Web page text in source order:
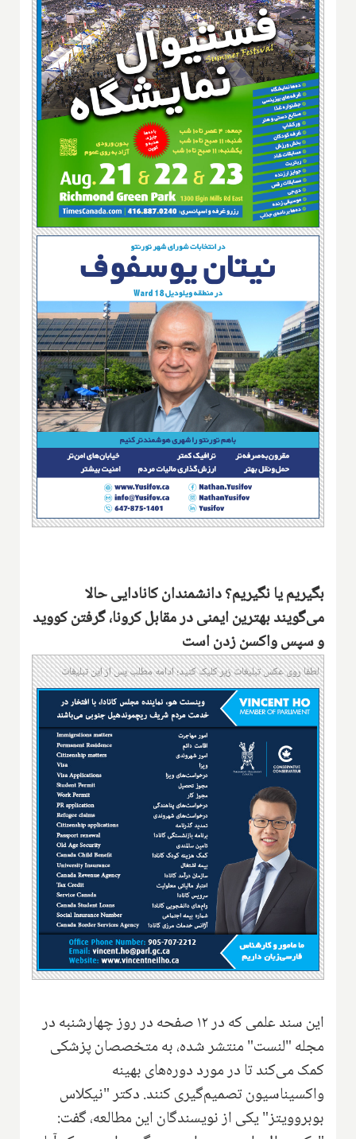
بگیریم یا نگیریم؟ دانشمندان کانادایی حالا
می‌گویند بهترین ایمنی در مقابل کرونا، گرفتن کووید
و سپس واکسن زدن است
لطفا روی عکس تبلیغات زیر کلیک کنید؛ ادامه مطلب پس از این تبلیغات
این سند علمی که در ۱۲ صفحه در روز چهارشنبه در
مجله "لنست" منتشر شده، به متخصصان پزشکی
کمک می‌کند تا در مورد دوره‌های بهینه
واکسیناسیون تصمیم‌گیری کنند. دکتر "نیکلاس
بوبروویتز" یکی از نویسندگان این مطالعه، گفت: